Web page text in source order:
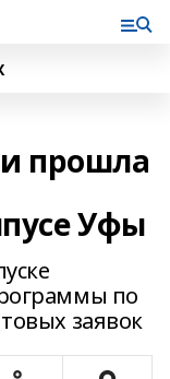
прошла
Уфы
по
заявок